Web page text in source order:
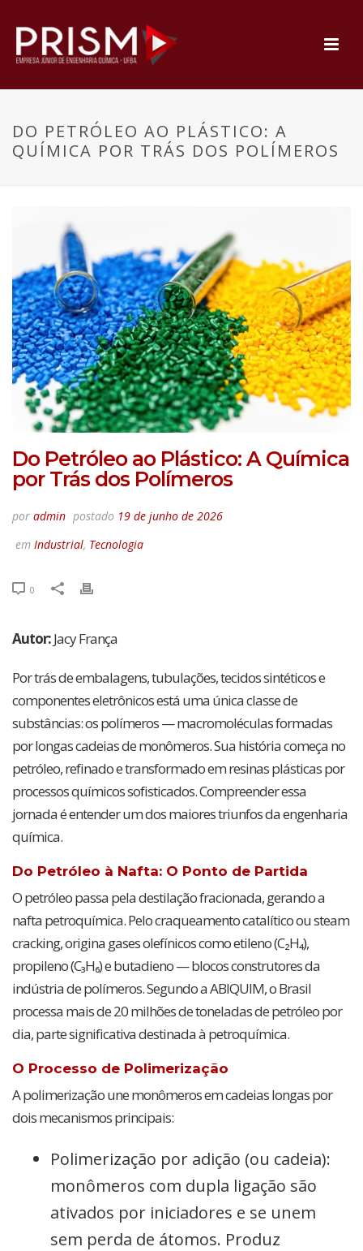
DO PETRÓLEO AO PLÁSTICO: A
QUÍMICA POR TRÁS DOS POLÍMEROS
Do Petróleo ao Plástico: A Química
por Trás dos Polímeros
por admin postado 19 de junho de 2026
em Industrial, Tecnologia
0
Autor:Jacy França
Por trás de embalagens, tubulações, tecidos sintéticos e
componentes eletrônicos está uma única classe de
substâncias: os polímeros — macromoléculas formadas
por longas cadeias de monômeros. Sua história começa no
petróleo, refinado e transformado em resinas plásticas por
processos químicos sofisticados. Compreender essa
jornada é entender um dos maiores triunfos da engenharia
química.
Do Petróleo à Nafta: O Ponto de Partida
O petróleo passa pela destilação fracionada, gerando a
nafta petroquímica. Pelo craqueamento catalítico ou steam
cracking, origina gases olefínicos como etileno (C₂H₄),
propileno (C₃H₆) e butadieno — blocos construtores da
indústria de polímeros. Segundo a ABIQUIM, o Brasil
processa mais de 20 milhões de toneladas de petróleo por
dia, parte significativa destinada à petroquímica.
O Processo de Polimerização
A polimerização une monômeros em cadeias longas por
dois mecanismos principais:
Polimerização por adição (ou cadeia):
monômeros com dupla ligação são
ativados por iniciadores e se unem
sem perda de átomos. Produz